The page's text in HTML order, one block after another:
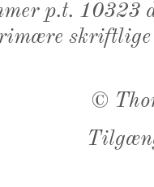
p.t. 10323
©